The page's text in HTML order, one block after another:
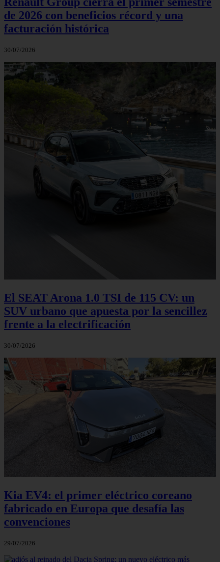
de 2026 con beneficios récord y una
facturación histórica
30/07/2026
El SEAT Arona 1.0 TSI de 115 CV: un
SUV urbano que apuesta por la sencillez
frente a la electrificación
30/07/2026
Kia EV4: el primer eléctrico coreano
fabricado en Europa que desafía las
convenciones
29/07/2026